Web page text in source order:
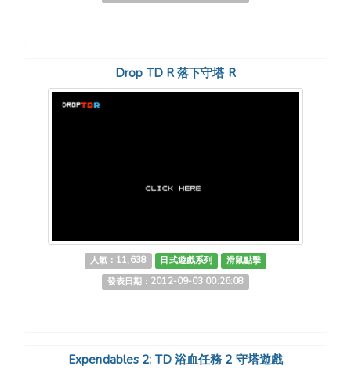
Drop TD R 落下守塔 R
人氣：11,638 日式遊戲系列
滑鼠點擊
發表日期：2012-09-03 00:26:08
Expendables 2: TD 浴血任務 2 守塔遊戲